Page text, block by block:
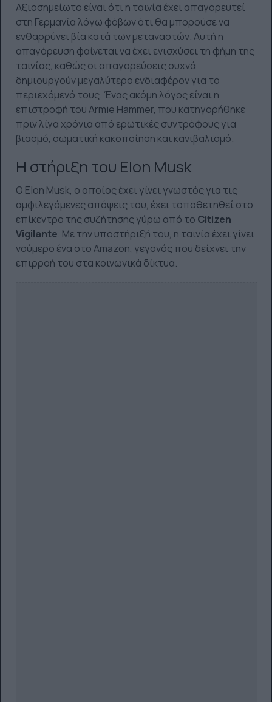
Αξιοσημείωτο είναι ότι η ταινία έχει απαγορευτεί
στη Γερμανία λόγω φόβων ότι θα μπορούσε να
ενθαρρύνει βία κατά των μεταναστών. Αυτή η
απαγόρευση φαίνεται να έχει ενισχύσει τη φήμη της
ταινίας, καθώς οι απαγορεύσεις συχνά
δημιουργούν μεγαλύτερο ενδιαφέρον για το
περιεχόμενό τους. Ένας ακόμη λόγος είναι η
επιστροφή του Armie Hammer, που κατηγορήθηκε
πριν λίγα χρόνια από ερωτικές συντρόφους για
βιασμό, σωματική κακοποίηση και κανιβαλισμό.
Η στήριξη του Elon Musk
Ο Elon Musk, ο οποίος έχει γίνει γνωστός για τις
αμφιλεγόμενες απόψεις του, έχει τοποθετηθεί στο
επίκεντρο της συζήτησης γύρω από το Citizen
Vigilante. Με την υποστήριξή του, η ταινία έχει γίνει
νούμερο ένα στο Amazon, γεγονός που δείχνει την
επιρροή του στα κοινωνικά δίκτυα.